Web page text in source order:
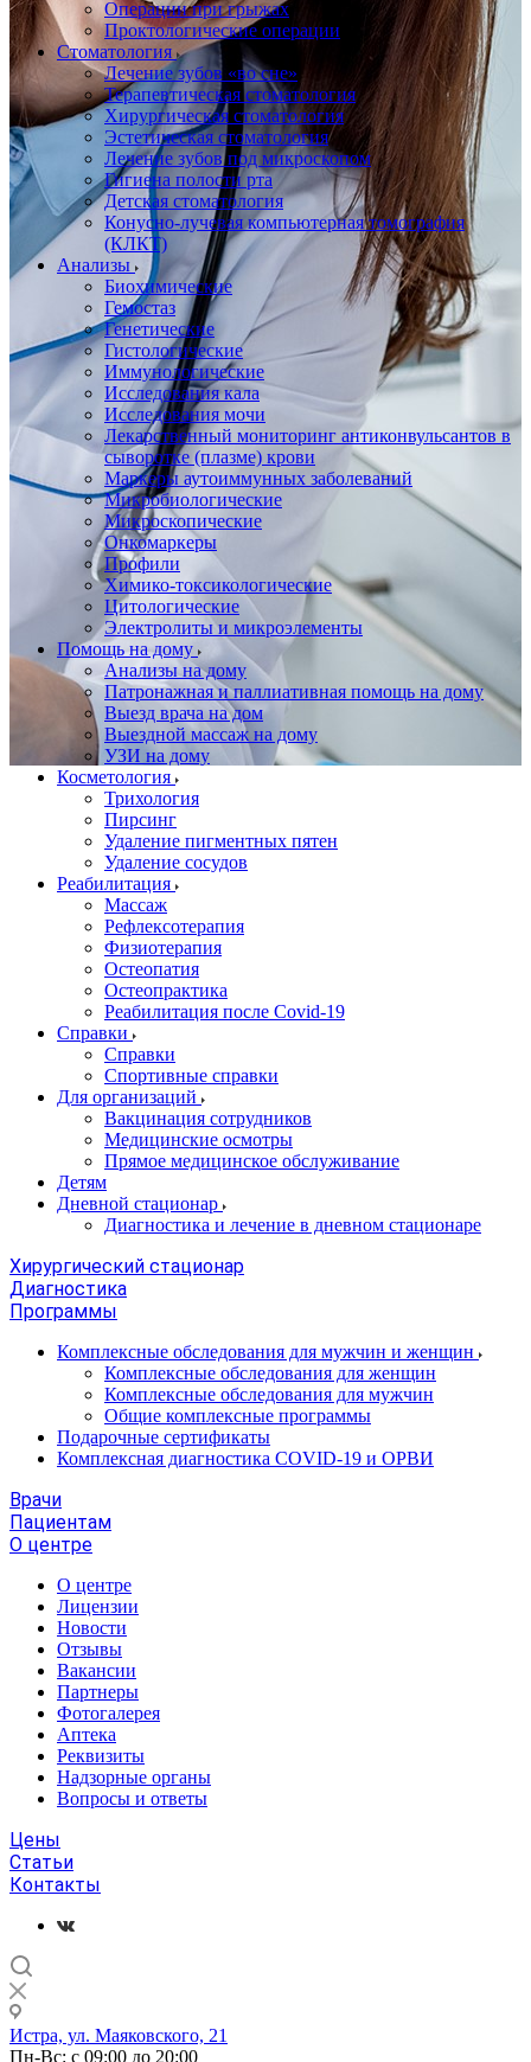
Операции при грыжах
Проктологические операции
Стоматология
Лечение зубов «во сне»
Терапевтическая стоматология
Хирургическая стоматология
Эстетическая стоматология
Лечение зубов под микроскопом
Гигиена полости рта
Детская стоматология
Конусно-лучевая компьютерная томография
(КЛКТ)
Анализы
Биохимические
Гемостаз
Генетические
Гистологические
Иммунологические
Исследования кала
Исследования мочи
Лекарственный мониторинг антиконвульсантов в
сыворотке (плазме) крови
Маркеры аутоиммунных заболеваний
Микробиологические
Микроскопические
Онкомаркеры
Профили
Химико-токсикологические
Цитологические
Электролиты и микроэлементы
Помощь на дому
Анализы на дому
Патронажная и паллиативная помощь на дому
Выезд врача на дом
Выездной массаж на дому
УЗИ на дому
Косметология
Трихология
Пирсинг
Удаление пигментных пятен
Удаление сосудов
Реабилитация
Массаж
Рефлексотерапия
Физиотерапия
Остеопатия
Остеопрактика
Реабилитация после Covid-19
Справки
Справки
Спортивные справки
Для организаций
Вакцинация сотрудников
Медицинские осмотры
Прямое медицинское обслуживание
Детям
Дневной стационар
Диагностика и лечение в дневном стационаре
Хирургический стационар
Диагностика
Программы
Комплексные обследования для мужчин и женщин
Комплексные обследования для женщин
Комплексные обследования для мужчин
Общие комплексные программы
Подарочные сертификаты
Комплексная диагностика COVID-19 и ОРВИ
Врачи
Пациентам
О центре
О центре
Лицензии
Новости
Отзывы
Вакансии
Партнеры
Фотогалерея
Аптека
Реквизиты
Надзорные органы
Вопросы и ответы
Цены
Статьи
Контакты
Истра, ул. Маяковского, 21
Пн-Вс: с 09:00 до 20:00